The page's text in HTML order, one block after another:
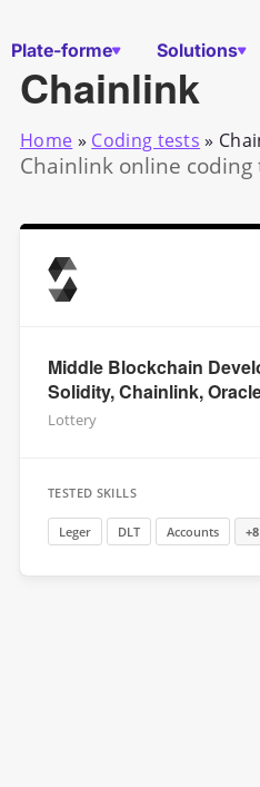
Plate-forme Solutions
Chainlink
Home » Coding tests »
Chainlink online
Middle Blockchain
Solidity, Chainlink,
Lottery
TESTED SKILLS
Leger DLT Accounts +8